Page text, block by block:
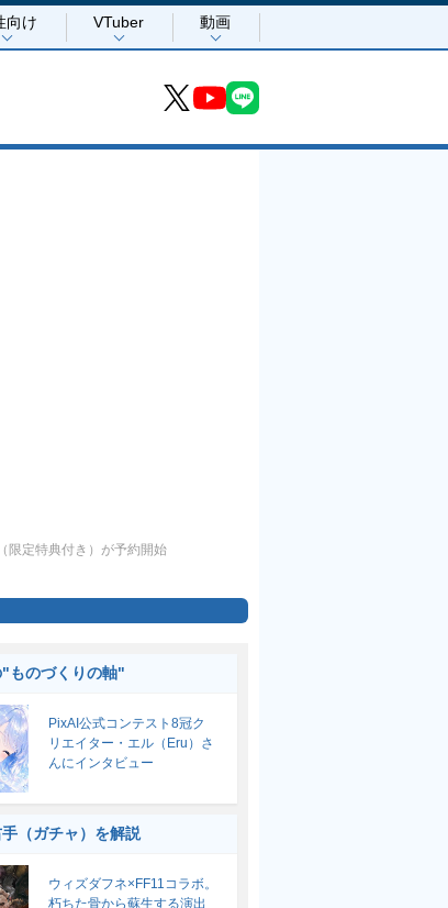
向け VTuber 動画
限定特典付き）が予約開始
ものづくりの軸"
PixAI公式コンテスト8冠ク
リエイター・エル（Eru）さ
んにインタビュー
（ガチャ）を解説
ウィズダフネ×FF11コラボ。
朽ちた骨から蘇生する演出